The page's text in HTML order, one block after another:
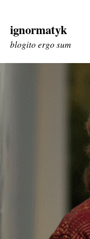
Skip
to
ignormatyk
blogito ergo sum